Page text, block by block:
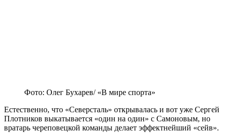
Фото: Олег Бухарев/ «В мире спорта»
Естественно, что «Северсталь» открывалась и вот уже Сергей
Плотников выкатывается «один на один» с Самоновым, но
вратарь череповецкой команды делает эффектнейший «сейв».